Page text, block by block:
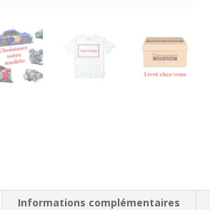
Informations complémentaires